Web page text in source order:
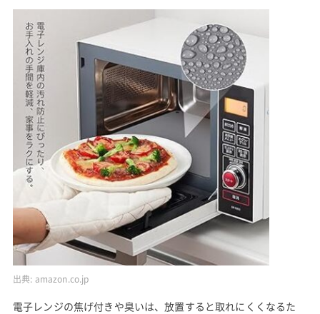
出典: amazon.co.jp
電子レンジの焦げ付きや臭いは、放置すると取れにくくなるた